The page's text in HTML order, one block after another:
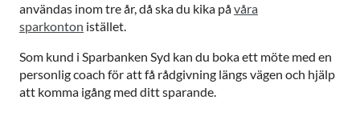
användas inom tre år, då ska du kika påvåra
sparkonton istället.
Som kund i Sparbanken Syd kan du boka ett möte med en
personlig coach för att få rådgivning längs vägen och hjälp
att komma igång med ditt sparande.